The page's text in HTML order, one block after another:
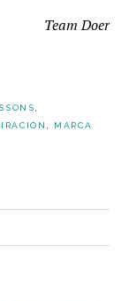
Team Doer
MARCA